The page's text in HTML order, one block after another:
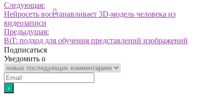
Следующая:
Нейросеть восстанавливает 3D-модель человека из
видеозаписи
Предыдущая:
BiT: подход для обучения представлений изображений
Подписаться
Уведомить о